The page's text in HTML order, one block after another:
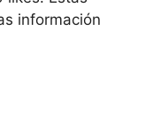
información